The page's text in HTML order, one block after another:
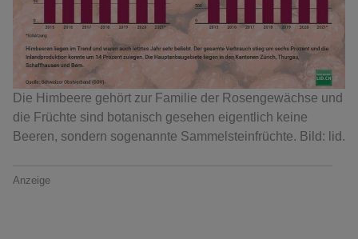
Die Himbeere gehört zur Familie der Rosengewächse und
die Früchte sind botanisch gesehen eigentlich keine
Beeren, sondern sogenannte Sammelsteinfrüchte. Bild: lid.
Anzeige